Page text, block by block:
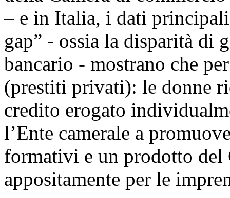
– e in Italia, i dati
gap” - ossia la disparità di
bancario - mostrano che
(prestiti privati): le donne
credito erogato
l’Ente camerale a
formativi e un prodotto
appositamente per le